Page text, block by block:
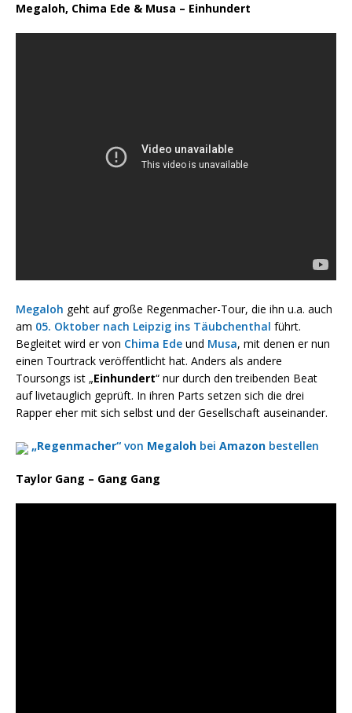
Megaloh, Chima Ede & Musa – Einhundert
Megaloh geht auf große Regenmacher-Tour, die ihn u.a. auch
am 05. Oktober nach Leipzig ins Täubchenthal führt.
Begleitet wird er von Chima Ede und Musa, mit denen er nun
einen Tourtrack veröffentlicht hat. Anders als andere
Toursongs ist „Einhundert“ nur durch den treibenden Beat
auf livetauglich geprüft. In ihren Parts setzen sich die drei
Rapper eher mit sich selbst und der Gesellschaft auseinander.
„Regenmacher“ von Megaloh bei Amazon bestellen
Taylor Gang – Gang Gang